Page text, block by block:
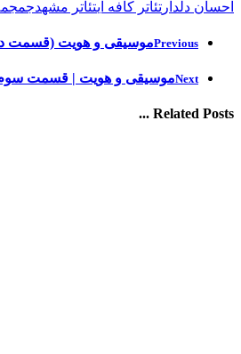
احسان دلدار تئاتر کافه ایتئاتر مشهد
Previousموسیقی و هویت (قسمت
Nextموسیقی و هویت | قسمت
Related Posts ...